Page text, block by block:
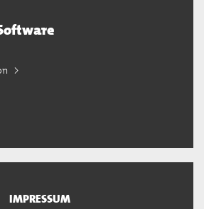
IMPRESSUM